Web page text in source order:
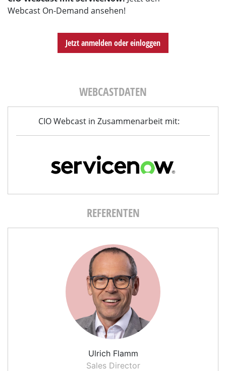
Webcast On-Demand ansehen!
Jetzt anmelden oder einloggen
WEBCASTDATEN
CIO Webcast in Zusammenarbeit mit:
REFERENTEN
Ulrich Flamm
Sales Director